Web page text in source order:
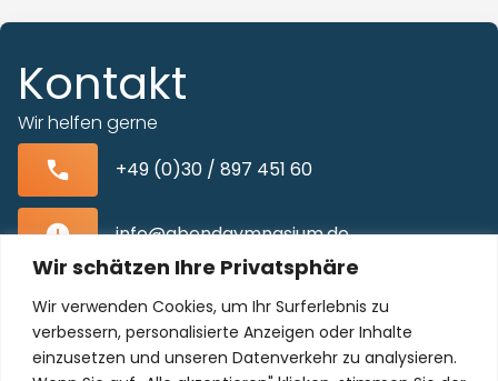
Wir schätzen Ihre Privatsphäre
Wir verwenden Cookies, um Ihr Surferlebnis zu
verbessern, personalisierte Anzeigen oder Inhalte
einzusetzen und unseren Datenverkehr zu analysieren.
Kontakt
Wir helfen gerne
+49 (0)30 / 897 451 60
info@abendgymnasium.de
Blissestraße 22, 10713 Berlin-Wilmersdorf